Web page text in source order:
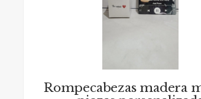
Rompecabezas madera